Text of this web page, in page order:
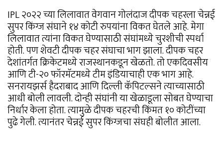
IPL २०२२ च्या लिलावात वेगवान गोलंदाज दीपक चहरला चेन्नई
सुपर किंग्ज संघाने १४ कोटी रुपयांना विकत घेतले आहे. मेगा
लिलावात त्यांना विकत घेण्यासाठी संघांमध्ये चुरशीची स्पर्धा
होती. पण शेवटी दीपक चहर संघाचा भाग झाला. दीपक चहर
देशांतर्गत क्रिकेटमध्ये राजस्थानकडून खेळतो. तो एकदिवसीय
आणि टी-२० फॉरमॅटमध्ये टीम इंडियाचाही एक भाग आहे.
सनरायझर्स हैदराबाद आणि दिल्ली कॅपिटल्सने त्याच्यासाठी
आधी बोली लावली. दोन्ही संघांनी या खेळाडूला सोबत घेण्याचा
निर्धार केला होता. त्यामुळे दीपक चहरची किंमत १० कोटींच्या
पुढे गेली. त्यानंतर चेन्नई सुपर किंग्जचा संघही बोलीत आला.